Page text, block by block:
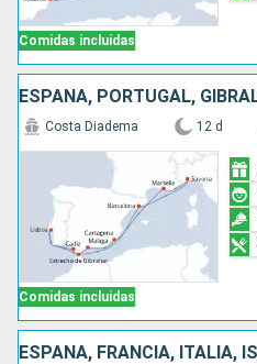
Comidas incluidas
Comidas incluidas
Costa Diadema 12 d